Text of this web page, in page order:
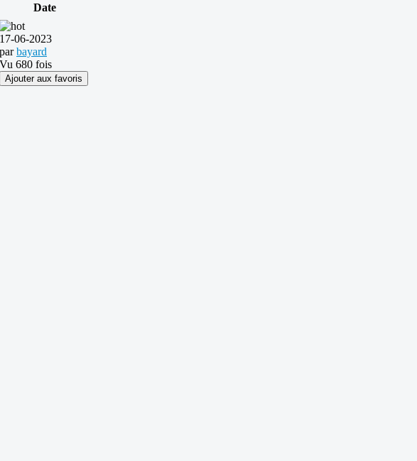
Date
17-06-2023
parbayard
Vu 680 fois
Ajouter aux favoris